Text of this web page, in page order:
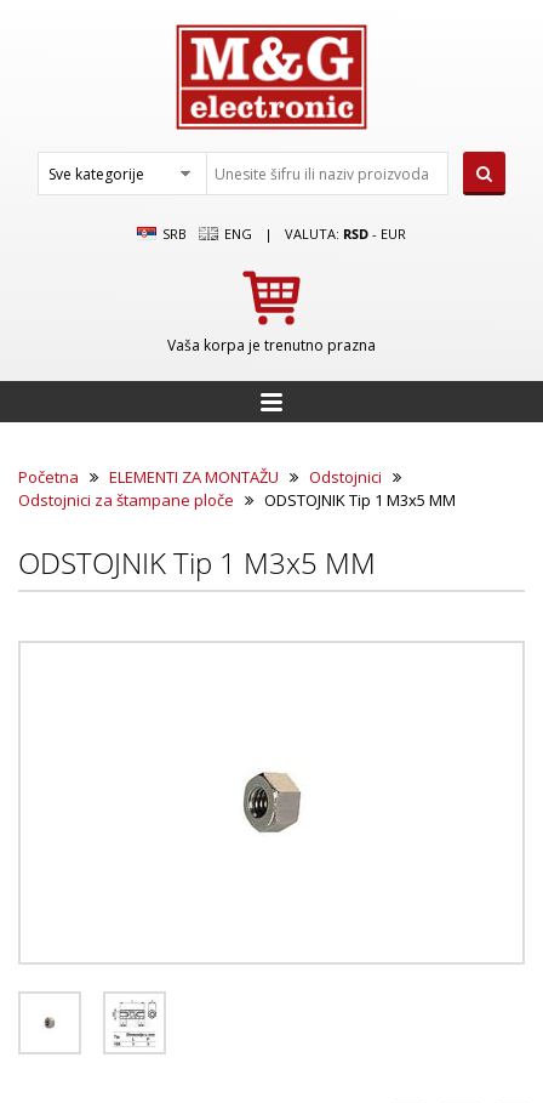
SRB ENG | VALUTA: RSD - EUR
Vaša korpa je trenutno prazna
Početna ELEMENTI ZA MONTAŽU
Odstojnici
Odstojnici za štampane ploče
ODSTOJNIK Tip 1 M3x5 MM
ODSTOJNIK Tip 1 M3x5 MM